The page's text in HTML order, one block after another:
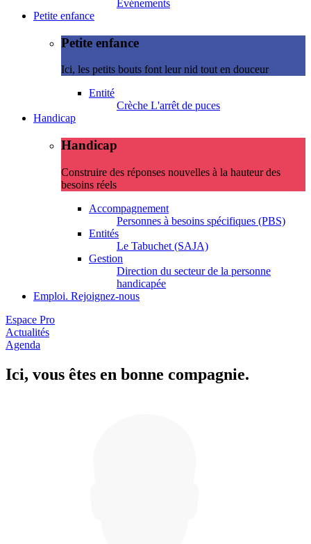
Evénements
Petite enfance
Petite enfance
Ici, les petits bouts font leur nid tout en douceur
Entité
Crèche L'arrêt de puces
Handicap
Handicap
Construire des réponses nouvelles à la hauteur des
besoins réels
Accompagnement
Personnes à besoins spécifiques (PBS)
Entités
Le Tabuchet (SAJA)
Gestion
Direction du secteur de la personne
handicapée
Emploi. Rejoignez-nous
Espace Pro
Actualités
Agenda
Ici, vous êtes en bonne compagnie.